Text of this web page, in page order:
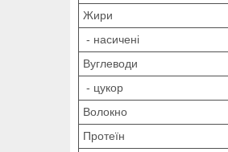
Жири
- насичені
Вуглеводи
- цукор
Волокно
Протеїн